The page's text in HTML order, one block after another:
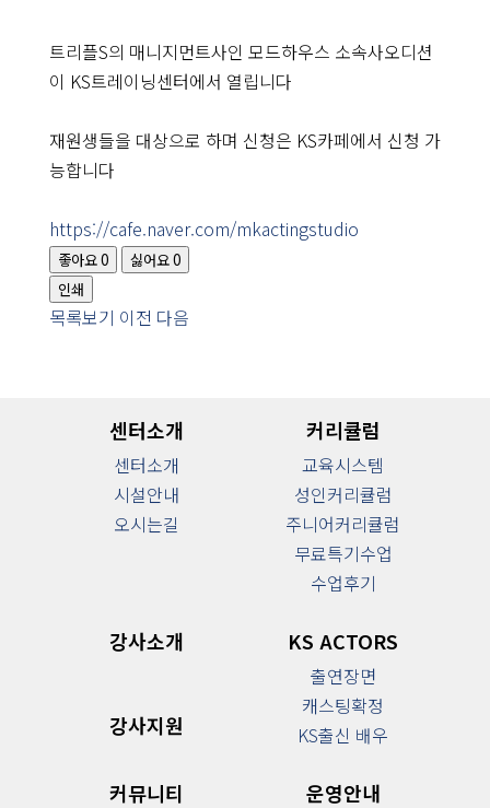
커
리큘럼
강사소
커
뮤
니
운
영
안내
트리플S의 매니지먼트사인 모드하우스 소속사오디션
이 KS트레이닝센터에서 열립니다
재원생들을 대상으로 하며 신청은 KS카페에서 신청 가
능합니다
https://cafe.naver.com/mkactingstudio
좋아요0 싫어요0
인쇄
목록보기 이전 다음
센터소개
센터소개
시설안내
오시는길
커리큘럼
교육시스템
성인커리큘럼
주니어커리큘럼
무료특기수업
수업후기
강사소개
강사지원
KS ACTORS
출연장면
캐스팅확정
KS출신 배우
커뮤니티 운영안내